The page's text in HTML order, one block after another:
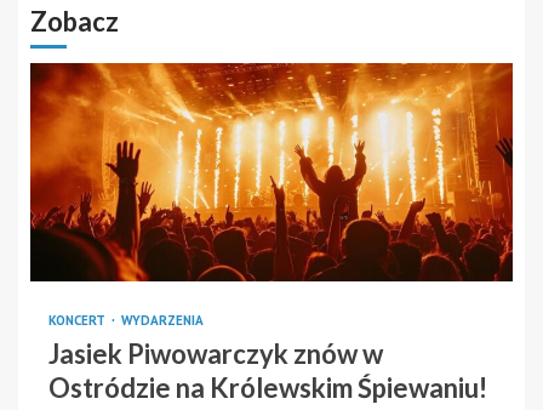
Zobacz
KONCERT WYDARZENIA
Jasiek Piwowarczyk znów w
Ostródzie na Królewskim Śpiewaniu!